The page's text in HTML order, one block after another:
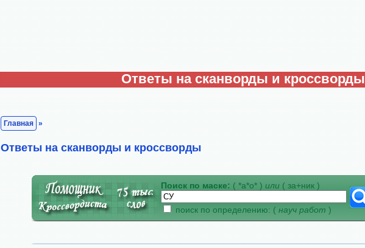
Ответы на сканворды и кроссворды
Главная »
Ответы на сканворды и кроссворды
Поиск по маске: ( *а*о* ) или ( за+ник )
поиск по определению: ( науч работ )